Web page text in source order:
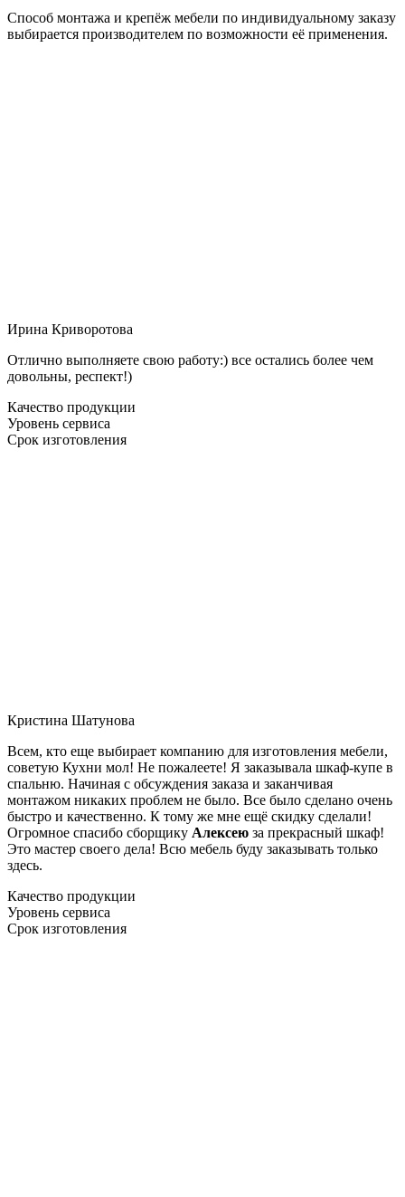
Способ монтажа и крепёж мебели по индивидуальному заказу
выбирается производителем по возможности её применения.
Ирина Криворотова
Отлично выполняете свою работу:) все остались более чем
довольны, респект!)
Качество продукции
Уровень сервиса
Срок изготовления
Кристина Шатунова
Всем, кто еще выбирает компанию для изготовления мебели,
советую Кухни мол! Не пожалеете! Я заказывала шкаф-купе в
спальню. Начиная с обсуждения заказа и заканчивая
монтажом никаких проблем не было. Все было сделано очень
быстро и качественно. К тому же мне ещё скидку сделали!
Огромное спасибо сборщику Алексею за прекрасный шкаф!
Это мастер своего дела! Всю мебель буду заказывать только
здесь.
Качество продукции
Уровень сервиса
Срок изготовления